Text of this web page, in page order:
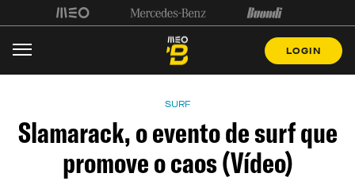
LOGIN
SURF
Slamarack, o evento de surf que
promove o caos (Vídeo)